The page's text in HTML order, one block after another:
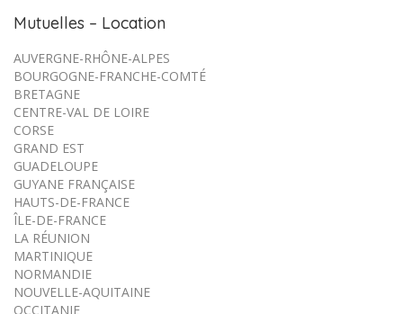
Mutuelles – Location
AUVERGNE-RHÔNE-ALPES
BOURGOGNE-FRANCHE-COMTÉ
BRETAGNE
CENTRE-VAL DE LOIRE
CORSE
GRAND EST
GUADELOUPE
GUYANE FRANÇAISE
HAUTS-DE-FRANCE
ÎLE-DE-FRANCE
LA RÉUNION
MARTINIQUE
NORMANDIE
NOUVELLE-AQUITAINE
OCCITANIE